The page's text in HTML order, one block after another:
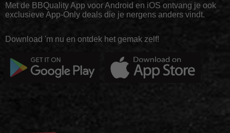
Met de BBQuality App voor Android en iOS ontvang je ook
exclusieve App-Only deals die je nergens anders vindt.
Download 'm nu en ontdek het gemak zelf!